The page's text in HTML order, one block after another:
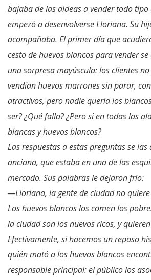
bajaba de las aldeas a vender todo
empezó a desenvolverse Lloriana. Su
acompañaba. El primer día que
cesto de huevos blancos para vender
una sorpresa mayúscula: los clientes
vendían huevos marrones sin parar,
atractivos, pero nadie quería los
ser? ¿Qué falla? ¿Pero si en todas las
blancas y huevos blancos?
Las respuestas a estas preguntas se
anciana, que estaba en una de las
mercado. Sus palabras le dejaron frío:
—Lloriana, la gente de ciudad no quiere
Los huevos blancos los comen los
la ciudad son los nuevos ricos, y
Efectivamente, si hacemos un repaso
quién mató a los huevos blancos
responsable principal: el público los